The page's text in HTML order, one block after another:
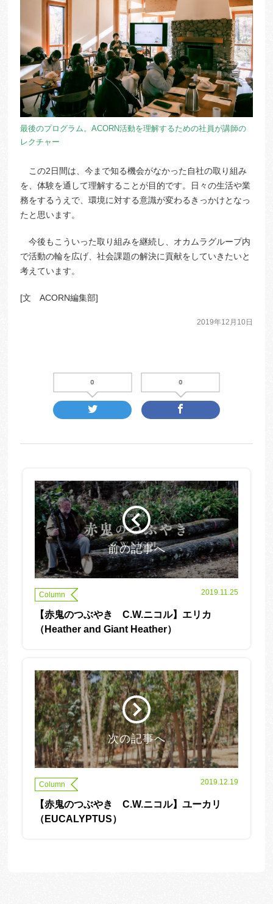
最後のプログラム。ACORN活動を理解するための社員が講師の
レクチャー
この2日間は、今まで知る機会がなかった自社の取り組み
を、体験を通して理解することが目的です。日々の生活や業
務をするうえで、環境に対する意識が変わるきっかけとなっ
たと思います。
今後もこういった取り組みを継続し、オカムラグループ内
で活動の輪を広げ、社会課題の解決に貢献をしていきたいと
考えています。
[文 ACORN編集部]
2019年12月10日
0 0
前の記事へ
Column 2019.11.25
【赤鬼のつぶやき C.W.ニコル】エリカ
（Heather and Giant Heather）
次の記事へ
Column 2019.12.19
【赤鬼のつぶやき C.W.ニコル】ユーカリ
（EUCALYPTUS）